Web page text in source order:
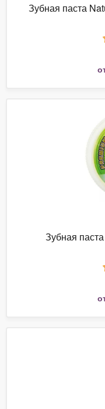
Зубная паста
Зубная